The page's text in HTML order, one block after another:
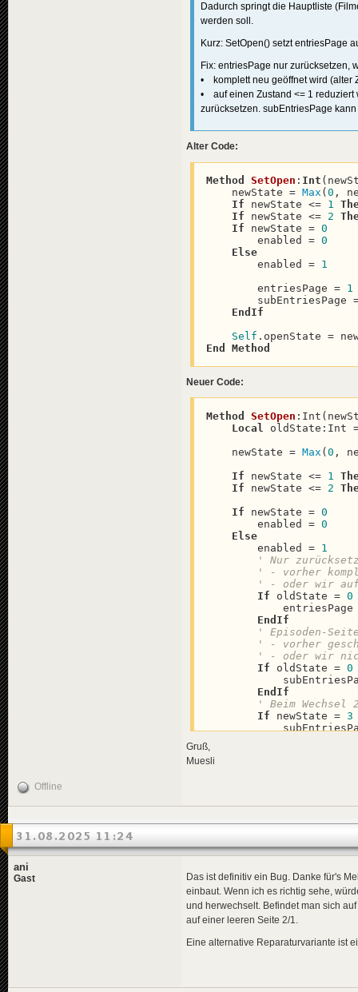
Dadurch springt die Hauptliste
werden soll.
Kurz: SetOpen() setzt entriesPage
Fix: entriesPage nur zurücksetzen,
• komplett neu geöffnet wird (alter
• auf einen Zustand <= 1 reduziert
zurücksetzen. subEntriesPage
Alter Code:
Method SetOpen : Int
    newState =
Max ( 0 ,
If newState <= 1
If newState <= 2
If newState = 0
        enabled =
0
Else
        enabled =
1
        entriesPage =
1
subEntriesPage
EndIf
Self
End
Method
Neuer Code:
Method SetOpen :
Local
oldState:Int
    newState =
Max (0 ,
If newState <= 1
If newState <= 2
If newState = 0
        enabled =
0
Else
        enabled =
1
' Nur
' - vorher
' - oder wir auf
If oldState = 0
EndIf
' Episoden-
' - vorher
' - oder wir
If oldState = 0
EndIf
' Beim
If newState = 3
Gruß,
Muesli
Offline
31.08.2025 11:24
ani
Gast
Das ist definitiv ein Bug. Danke für's
einbaut. Wenn ich es richtig sehe,
und herwechselt. Befindet man sich
auf einer leeren Seite 2/1.
Eine alternative Reparaturvariante ist